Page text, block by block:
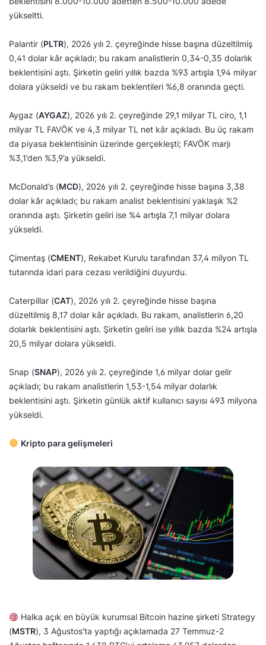
yükseltti.
Palantir (PLTR), 2026 yılı 2. çeyreğinde hisse başına düzeltilmiş
0,41 dolar kâr açıkladı; bu rakam analistlerin 0,34-0,35 dolarlık
beklentisini aştı. Şirketin geliri yıllık bazda %93 artışla 1,94 milyar
dolara yükseldi ve bu rakam beklentileri %6,8 oranında geçti.
Aygaz (AYGAZ), 2026 yılı 2. çeyreğinde 29,1 milyar TL ciro, 1,1
milyar TL FAVÖK ve 4,3 milyar TL net kâr açıkladı. Bu üç rakam
da piyasa beklentisinin üzerinde gerçekleşti; FAVÖK marjı
%3,1’den %3,9’a yükseldi.
McDonald’s (MCD), 2026 yılı 2. çeyreğinde hisse başına 3,38
dolar kâr açıkladı; bu rakam analist beklentisini yaklaşık %2
oranında aştı. Şirketin geliri ise %4 artışla 7,1 milyar dolara
yükseldi.
Çimentaş (CMENT), Rekabet Kurulu tarafından 37,4 milyon TL
tutarında idari para cezası verildiğini duyurdu.
Caterpillar (CAT), 2026 yılı 2. çeyreğinde hisse başına
düzeltilmiş 8,17 dolar kâr açıkladı. Bu rakam, analistlerin 6,20
dolarlık beklentisini aştı. Şirketin geliri ise yıllık bazda %24 artışla
20,5 milyar dolara yükseldi.
Snap (SNAP), 2026 yılı 2. çeyreğinde 1,6 milyar dolar gelir
açıkladı; bu rakam analistlerin 1,53-1,54 milyar dolarlık
beklentisini aştı. Şirketin günlük aktif kullanıcı sayısı 493 milyona
yükseldi.
Kripto para gelişmeleri
Halka açık en büyük kurumsal Bitcoin hazine şirketi Strategy
(MSTR), 3 Ağustos’ta yaptığı açıklamada 27 Temmuz-2